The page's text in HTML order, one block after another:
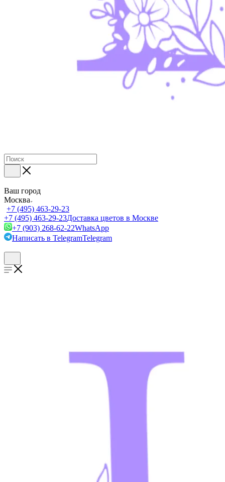
Ваш город
Москва
+7 (495) 463-29-23
+7 (495) 463-29-23Доставка цветов в Москве
+7 (903) 268-62-22WhatsApp
Написать в TelegramTelegram